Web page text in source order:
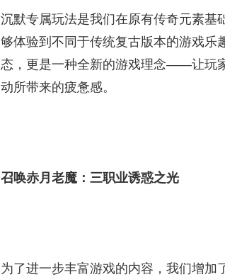
沉默专属玩法是我们在原有传奇元素基
够体验到不同于传统复古版本的游戏乐
态，更是一种全新的游戏理念——让玩
动所带来的疲惫感。
召唤赤月老魔：三职业诱惑之光
为了进一步丰富游戏的内容，我们增加